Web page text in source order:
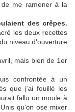
me ramener à la
des crêpes.
les deux recettes
niveau d'ouverture
mais bien de 1er
confrontée à un
que j'ai fouillé les
fallu un moule à
qu'on ose mixer